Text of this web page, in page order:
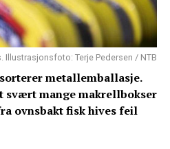
Illustrasjonsfoto: Terje Pedersen / NTB
metallemballasje.
svært mange makrellbokser
ovnsbakt fisk hives feil